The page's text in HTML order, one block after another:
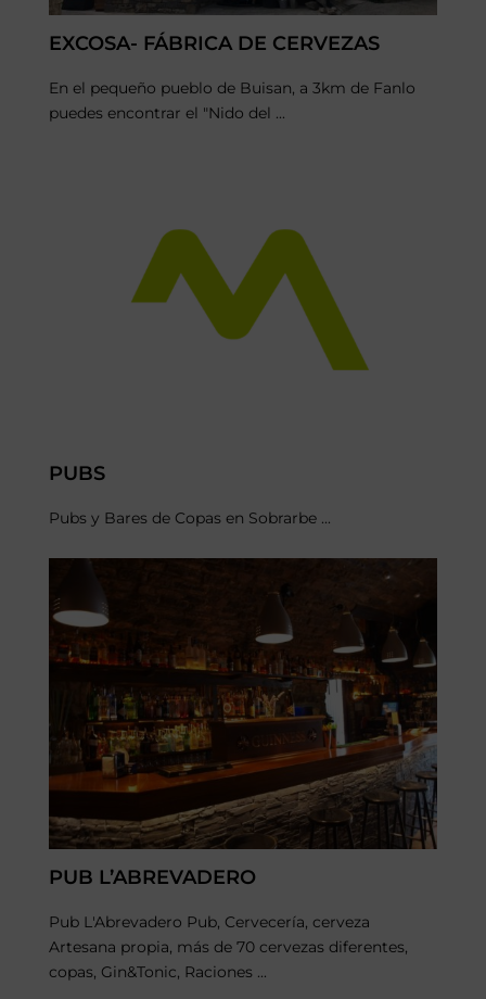
EXCOSA- FÁBRICA DE CERVEZAS
En el pequeño pueblo de Buisan, a 3km de Fanlo
puedes encontrar el "Nido del ...
PUBS
Pubs y Bares de Copas en Sobrarbe ...
PUB L’ABREVADERO
Pub L'Abrevadero Pub, Cervecería, cerveza
Artesana propia, más de 70 cervezas diferentes,
copas, Gin&Tonic, Raciones ...